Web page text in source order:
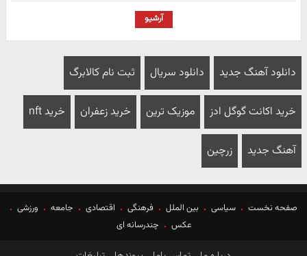
آرشیو
دانلود آهنگ جدید دانلود سریال ثبت نام کالابرگ
خرید اکانت گوگل ادز موزیک ترین خرید زعفران خرید nft
آهنگ جدید زرچین
صفحه نخست سیاسی بین الملل فرهنگی اقتصادی جامعه
ورزشی
عکس
چندرسانه ای